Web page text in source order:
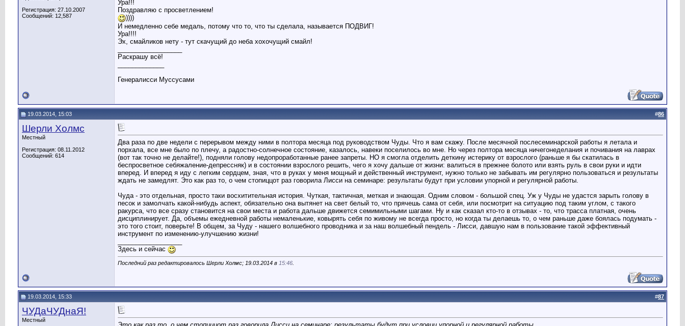
Регистрация: 27.10.2007
Сообщений: 12,587
Ура!!!
Поздравляю с просветлением!
))))
И немедленно себе медаль, потому что то, что ты сделала, называется ПОДВИГ!
Ура!!!!
Эх, смайликов нету - тут скачущий до неба хохочущий смайл!
Раскрашу всё!
Генералисси Муссусами
19.03.2014, 15:03 #86
Шерли Холмс
Местный
Регистрация: 08.11.2012
Сообщений: 614
Два раза по две недели с перерывом между ними в полтора месяца под руководством Чуды. Что я вам скажу. После месячной послесеминарской работы я летала и
порхала, все мне было по плечу, а радостно-солнечное состояние, казалось, навеки поселилось во мне. Но через полтора месяца ничегонеделания и почивания на лаврах
(вот так точно не делайте!), подняли голову недопроработанные ранее запреты. НО я смогла отделить деткину истерику от взрослого (раньше я бы скатилась в
беспросветное себяжаление-депрессняк) и в состоянии взрослого решить, чего я хочу дальше от жизни: валиться в прежнее болото или взять руль в свои руки и идти
вперед. И вперед я иду с легким сердцем, зная, что в руках у меня мощный и действенный инструмент, нужно только не забывать им регулярно пользоваться и результаты
ждать не замедлят. Это как раз то, о чем стопиццот раз говорила Лисси на семинаре: результаты будут при условии упорной и регулярной работы.
Чуда - это отдельная, просто таки восхитительная история. Чуткая, тактичная, меткая и знающая. Одним словом - большой спец. Уж у Чуды не удастся зарыть голову в
песок и замолчать какой-нибудь аспект, обязательно она вытянет на свет белый то, что прячешь сама от себя, или посмотрит на ситуацию под таким углом, с такого
ракурса, что все сразу становится на свои места и работа дальше движется семимильными шагами. Ну и как сказал кто-то в отзывах - то, что трасса платная, очень
дисциплинирует. Да, объемы ежедневной работы немаленькие, ковырять себя по живому не всегда просто, но когда ты делаешь то, о чем раньше даже боялась подумать -
это того стоит, поверьте! В общем, за Чуду - нашего волшебного проводника и за наш волшебный пендель - Лисси, давшую нам в пользование такой эффективный
инструмент по изменению-улучшению жизни!
Здесь и сейчас
Последний раз редактировалось Шерли Холмс; 19.03.2014 в 15:46
19.03.2014, 15:33 #87
ЧУДаЧУДнаЯ!
Местный